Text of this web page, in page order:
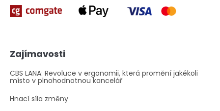
Zajímavosti
CBS LANA: Revoluce v ergonomii, která promění jakékoli
místo v plnohodnotnou kancelář
Hnací síla změny